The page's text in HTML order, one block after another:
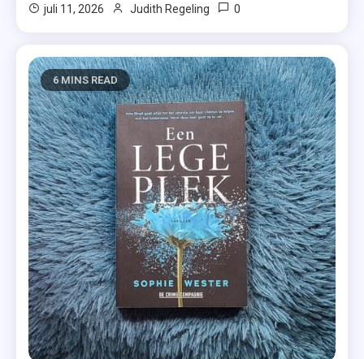
juli 11, 2026 Judith Regeling 0
6 MINS READ